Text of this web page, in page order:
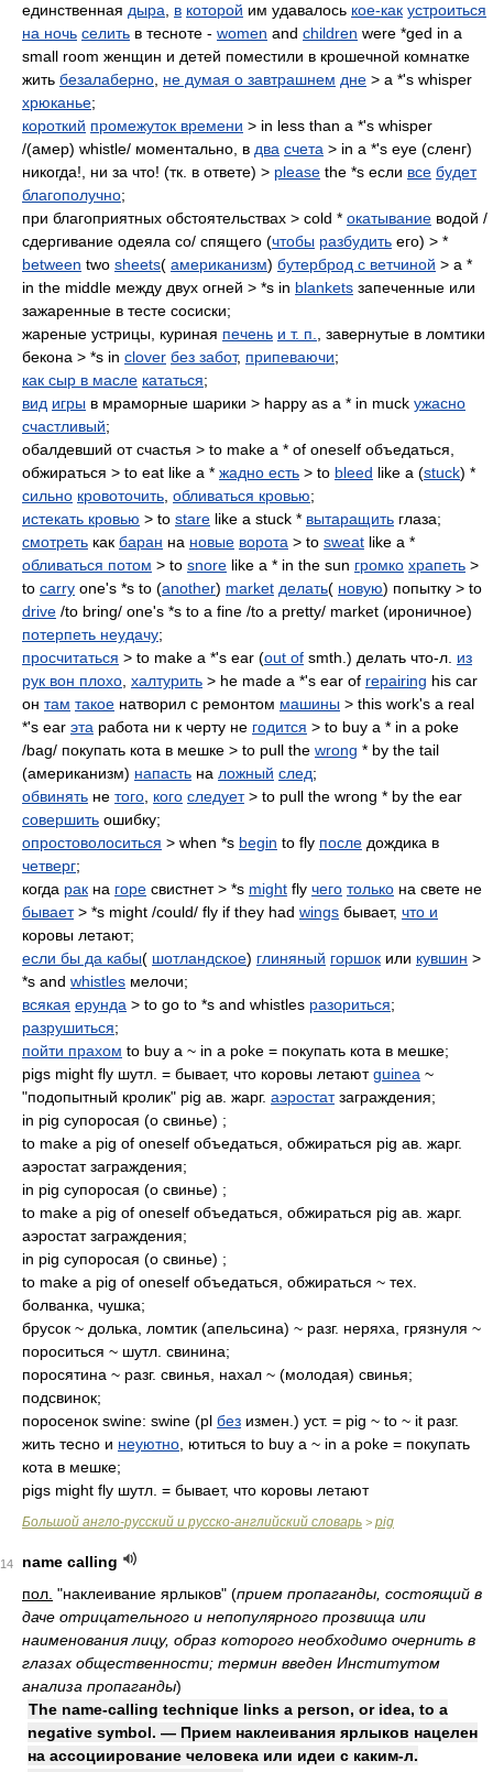
единственная дыра в которой им удавалось кое-как устроиться
на ночь селить в тесноте - women and children were *ged in a
small room женщин и детей поместили в крошечной комнатке
жить безалаберно не думая о завтрашнем дне > a *'s whisper
хрюканье;
короткий промежуток времени > in less than a *'s whisper
/(амер) whistle/ моментально, в два счета > in a *'s eye (сленг)
никогда!, ни за что! (тк. в ответе) > please the *s если все будет
благополучно;
при благоприятных обстоятельствах > cold * окатывание водой /
сдергивание одеяла со/ спящего (чтобы разбудить его) > *
between two sheets( американизм) бутерброд с ветчиной > a *
in the middle между двух огней > *s in blankets запеченные или
зажаренные в тесте сосиски;
жареные устрицы, куриная печень и т. п.
, завернутые в ломтики
бекона > *s in clover без забот, припеваючи;
как сыр в масле кататься;
вид игры в мраморные шарики > happy as a * in muck ужасно
счастливый;
обалдевший от счастья > to make a * of oneself объедаться,
обжираться > to eat like a * жадно есть > to bleed like a (stuck) *
сильно кровоточить обливаться кровью;
истекать кровью > to stare like a stuck * вытаращить глаза;
смотреть как баран на новые ворота > to sweat like a *
обливаться потом > to snore like a * in the sun громко храпеть >
to carry one's *s to (another) market делать( новую) попытку > to
drive /to bring/ one's *s to a fine /to a pretty/ market (ироничное)
потерпеть неудачу;
просчитаться > to make a *'s ear (out of smth.) делать что-л. из
рук вон плохо халтурить > he made a *'s ear of repairing his car
он там такое натворил с ремонтом машины > this work's a real
*'s ear эта работа ни к черту не годится > to buy a * in a poke
/bag/ покупать кота в мешке > to pull the wrong * by the tail
(американизм) напасть на ложный след;
обвинять не того кого следует> to pull the wrong * by the ear
совершить ошибку;
опростоволоситься > when *s begin to fly после дождика в
четверг;
когда рак на горе свистнет > *s might fly чего только на свете не
бывает> *s might /could/ fly if they had wings бывает, что и
коровы летают;
если бы да кабы( шотландское) глиняный горшок или кувшин >
*s and whistles мелочи;
всякая ерунда > to go to *s and whistles разориться;
разрушиться;
пойти прахом to buy a ~ in a poke = покупать кота в мешке;
pigs might fly шутл. = бывает, что коровы летаютguinea ~
"подопытный кролик" pig ав. жарг. аэростатзаграждения;
in pig супоросая (о свинье) ;
to make a pig of oneself объедаться, обжираться pig ав. жарг.
аэростат заграждения;
in pig супоросая (о свинье) ;
to make a pig of oneself объедаться, обжираться pig ав. жарг.
аэростат заграждения;
in pig супоросая (о свинье) ;
to make a pig of oneself объедаться, обжираться ~ тех.
болванка, чушка;
брусок ~ долька, ломтик (апельсина) ~ разг. неряха, грязнуля ~
пороситься ~ шутл. свинина;
поросятина ~ разг. свинья, нахал ~ (молодая) свинья;
подсвинок;
поросенок swine: swine (pl без измен.) уст. = pig ~ to ~ it разг.
жить тесно и неуютно , ютиться to buy a ~ in a poke = покупать
кота в мешке;
pigs might fly шутл. = бывает, что коровы летают
Большой англо-русский и русско-английский словарь > pig
14
name calling
пол. "наклеивание ярлыков" (прием пропаганды, состоящий в
даче отрицательного и непопулярного прозвища или
наименования лицу, образ которого необходимо очернить в
глазах общественности; термин введен Институтом
анализа пропаганды)
The name-calling technique links a person, or idea, to a
negative symbol. — Прием наклеивания ярлыков нацелен
на ассоциирование человека или идеи с каким-л.